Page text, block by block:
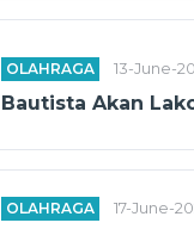
OLAHRAGA 13-June-
Bautista Akan
OLAHRAGA 17-June-